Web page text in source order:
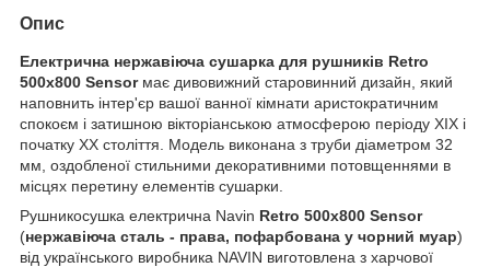
Опис
Електрична нержавіюча сушарка для рушників Retro
500х800 Sensor має дивовижний старовинний дизайн, який
наповнить інтер'єр вашої ванної кімнати аристократичним
спокоєм і затишною вікторіанською атмосферою періоду XIX і
початку XX століття. Модель виконана з труби діаметром 32
мм, оздобленої стильними декоративними потовщеннями в
місцях перетину елементів сушарки.
Рушникосушка електрична Navin Retro 500х800 Sensor
(нержавіюча сталь - права, пофарбована у чорний муар)
від українського виробника NAVIN виготовлена з харчової